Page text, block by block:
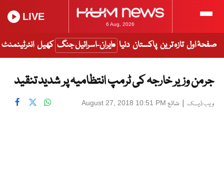
6 Aug, 2026
LIVE
صفحۂ اول تازہ ترین پاکستان دنیا ایران-اسرائیل جنگ کھیل انٹرٹینمنٹ
جرمن وزیر خارجہ کی ٹرمپ انتظامیہ پر شدید تنقید
ویب ڈیسک | شائع August 27, 2018 10:51 PM